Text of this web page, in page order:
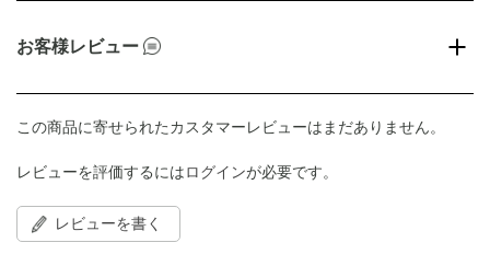
お客様レビュー
この商品に寄せられたカスタマーレビューはまだありません。
レビューを評価するにはログインが必要です。
レビューを書く